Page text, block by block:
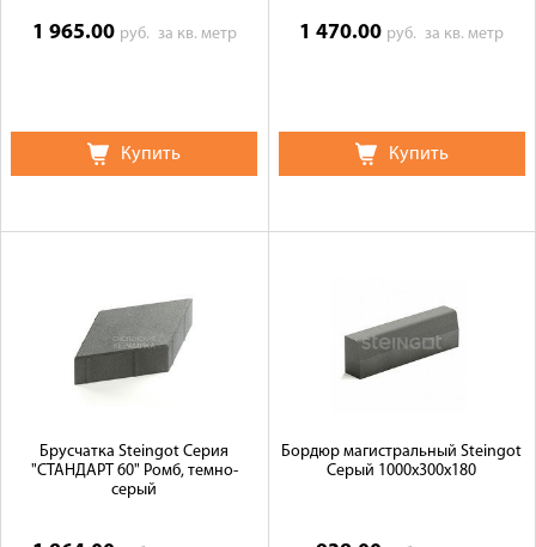
1 965.00 руб. за кв. метр
Купить
1 470.00 руб.за кв. метр
Купить
Брусчатка Steingot Серия
"СТАНДАРТ 60" Ромб, темно-
серый
Бордюр магистральный Steingot
Серый 1000х300х180